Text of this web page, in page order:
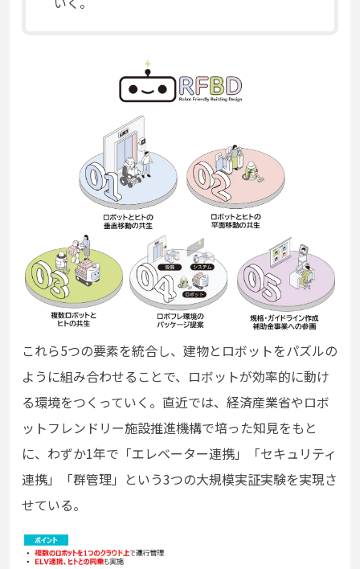
これら5つの要素を統合し、建物とロボットをパズルの
ように組み合わせることで、ロボットが効率的に動け
る環境をつくっていく。直近では、経済産業省やロボ
ットフレンドリー施設推進機構で培った知見をもと
に、わずか1年で「エレベーター連携」「セキュリティ
連携」「群管理」という3つの大規模実証実験を実現さ
せている。